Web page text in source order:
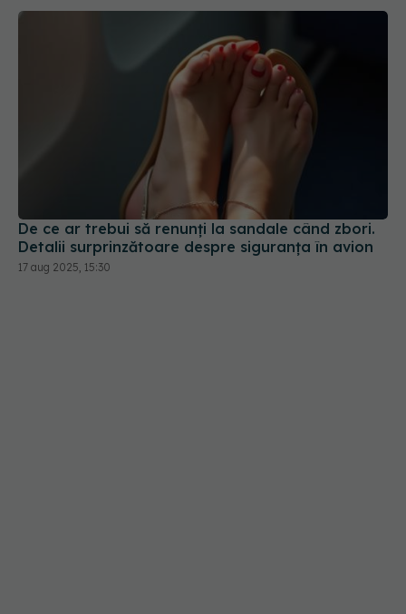
De ce ar trebui să renunți la sandale când zbori.
Detalii surprinzătoare despre siguranța în avion
17 aug 2025, 15:30